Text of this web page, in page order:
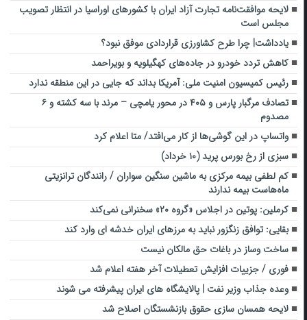
لایحه موافقت‌نامه تجارت آزاد ایران با کشورهای اوراسیا در انتظار تصویب
مجلس است
یادداشت| چرا طرح کشاورزی قراردادی موفق نبود؟
کاهش تردد خودرو در جاده‌های کهگیلویه و بویراحمد
رئیس کمیسیون امنیت ملی: آمریکا بداند که جایی در این منطقه ندارد
تصادف مرگبار پارس و ۴۰۵ در محور یامچی – مرند با سه کشته و ۶
مصدوم
واتساپ در این گوشی‌ها از کار می‌افتد/ متا اعلام کرد
سبزی از رخ بورس پرید (۱۰ خرداد)
کم لطفی بیمه مرکزی به ماشین سنگین سواران / رانندگان ترانزیتی
ماه‌هاست بیمه ندارند
کرملین: پوتین در اجلاس «گروه ۲۰» سخنرانی نمی‌کند
بقایی: توافق زنگزور نباید به مرزهای ایران خدشه ای وارد کند
ساخت وساز در باغات حق مالکان نیست
فوری / جزییات افزایش تعطیلات آخر هفته اعلام شد
وعده جذاب وزیر نفت | پالایشگاه های ایران پیشرفته می شوند
لایحه همسان سازی حقوق بازنشستگان اصلاح شد